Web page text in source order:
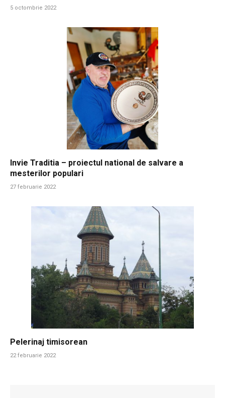
5 octombrie 2022
Invie Traditia – proiectul national de salvare a
mesterilor populari
27 februarie 2022
Pelerinaj timisorean
22 februarie 2022